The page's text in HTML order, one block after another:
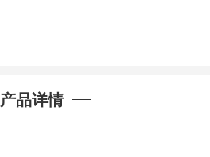
产品详情